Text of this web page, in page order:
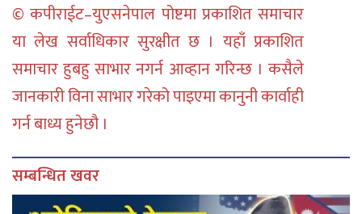
© कपीराईट–युएसनेपाल पोष्टमा प्रकाशित समाचार
या लेख सर्वाधिकार सुरक्षीत छ । यहाँ प्रकाशित
समाचार हुबहु साभार नगर्न आव्हान गरिन्छ । कसैले
जानकारी विना साभार गरेको पाइएमा कानुनी कार्वाही
गर्न बाध्य हुनेछौ ।
सम्बन्धित खवर